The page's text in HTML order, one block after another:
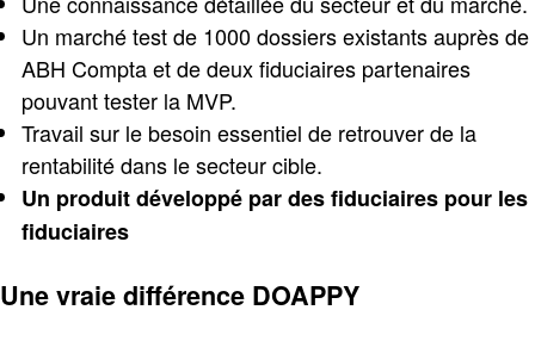
Un marché test de 1000 dossiers existants auprès de
ABH Compta et de deux fiduciaires partenaires
pouvant tester la MVP.
Travail sur le besoin essentiel de retrouver de la
rentabilité dans le secteur cible.
Un produit développé par des fiduciaires pour les
fiduciaires
Une vraie différence DOAPPY